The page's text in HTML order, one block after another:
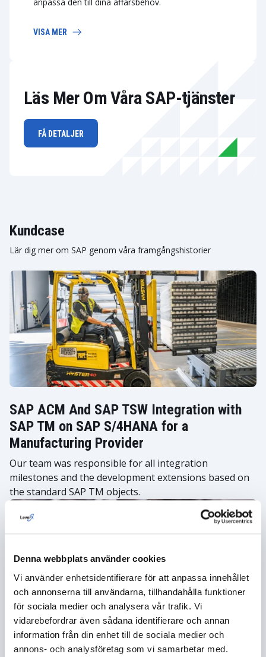
Denna webbplats använder cookies
Vi använder enhetsidentifierare för att anpassa innehållet
och annonserna till användarna, tillhandahålla funktioner
för sociala medier och analysera vår trafik. Vi
vidarebefordrar även sådana identifierare och annan
information från din enhet till de sociala medier och
annons- och analysföretag som vi samarbetar med.
VISA MER
Läs Mer Om Våra SAP-tjänster
FÅ DETALJER
Kundcase
Lär dig mer om SAP genom våra framgångshistorier
SAP ACM And SAP TSW Integration with
SAP TM on SAP S/4HANA for a
Manufacturing Provider
Our team was responsible for all integration
milestones and the development extensions based on
the standard SAP TM objects.
Solution Development for Leveraging the